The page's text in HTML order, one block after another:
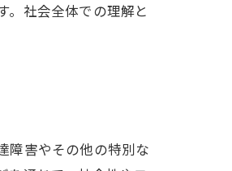
。社会全体での理解と
障害やその他の特別な